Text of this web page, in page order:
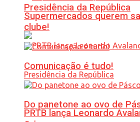
Presidência da República
PRTB lança Leonardo
Supermercados querem
clube!
Comunicação é tudo!
Do panetone ao ovo de